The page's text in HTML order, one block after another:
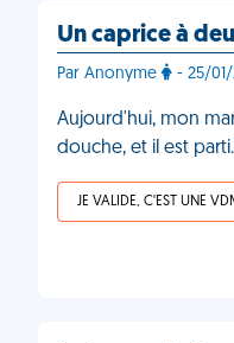
Un caprice à
Par Anonyme - 25/
Aujourd'hui, mon
douche, et il est
JE VALIDE, C'EST UNE